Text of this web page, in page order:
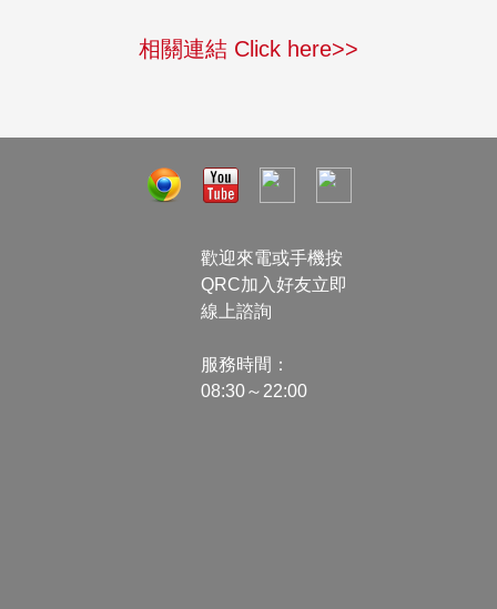
相關連結 Click here>>
歡迎來電或手機按
QRC加入好友立即
線上諮詢
服務時間：
08:30～22:00